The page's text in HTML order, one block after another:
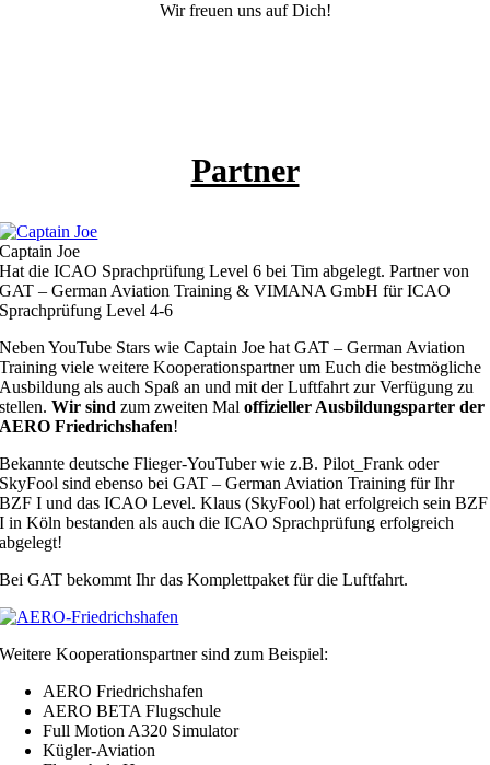
Wir freuen uns auf Dich!
Partner
Captain Joe
Hat die ICAO Sprachprüfung Level 6 bei Tim abgelegt. Partner von
GAT – German Aviation Training & VIMANA GmbH für ICAO
Sprachprüfung Level 4-6
Neben YouTube Stars wie Captain Joe hatGAT – German Aviation
Training viele weitere Kooperationspartner um Euch die bestmögliche
Ausbildung als auch Spaß an und mit der Luftfahrt zur Verfügung zu
stellen.Wir sind zum zweiten Maloffizieller Ausbildungsparter der
AERO Friedrichshafen!
Bekannte deutsche Flieger-YouTuber wie z.B. Pilot_Frank oder
SkyFool sind ebenso bei GAT – German Aviation Training für Ihr
BZF I und das ICAO Level. Klaus (SkyFool) hat erfolgreich sein BZF
I in Köln bestanden als auch die ICAO Sprachprüfung erfolgreich
abgelegt!
Bei GAT bekommt Ihr das Komplettpaket für die Luftfahrt.
Weitere Kooperationspartner sind zum Beispiel:
AERO Friedrichshafen
AERO BETA Flugschule
Full Motion A320 Simulator
Kügler-Aviation